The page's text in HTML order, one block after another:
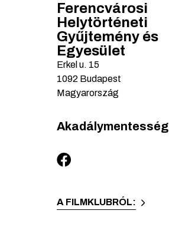
Ferencvárosi
Helytörténeti
Gyűjtemény és
Egyesület
Erkel u. 15
1092 Budapest
Magyarország
Akadálymentesség
A FILMKLUBRÓL: